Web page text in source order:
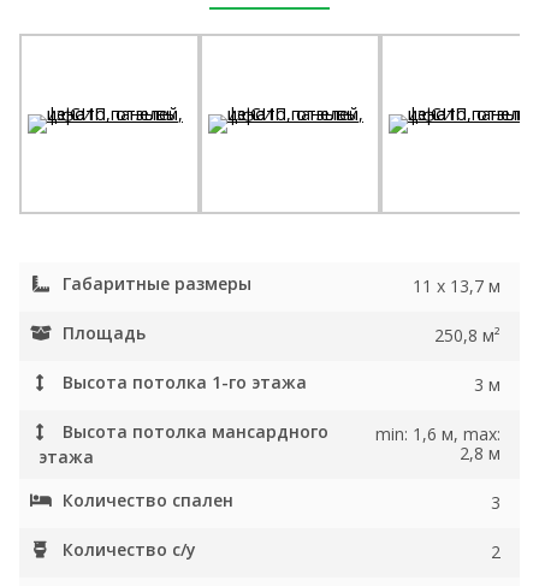
Габаритные размеры 11 х 13,7 м
Площадь 250,8 м²
Высота потолка 1-го этажа 3 м
Высота потолка мансардного
этажа
min: 1,6 м, max:
2,8 м
Количество спален 3
Количество с/у 2